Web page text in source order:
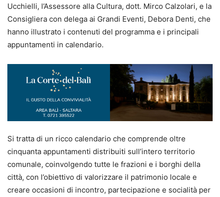
Ucchielli, l’Assessore alla Cultura, dott. Mirco Calzolari, e la
Consigliera con delega ai Grandi Eventi, Debora Denti, che
hanno illustrato i contenuti del programma e i principali
appuntamenti in calendario.
Si tratta di un ricco calendario che comprende oltre
cinquanta appuntamenti distribuiti sull’intero territorio
comunale, coinvolgendo tutte le frazioni e i borghi della
città, con l’obiettivo di valorizzare il patrimonio locale e
creare occasioni di incontro, partecipazione e socialità per